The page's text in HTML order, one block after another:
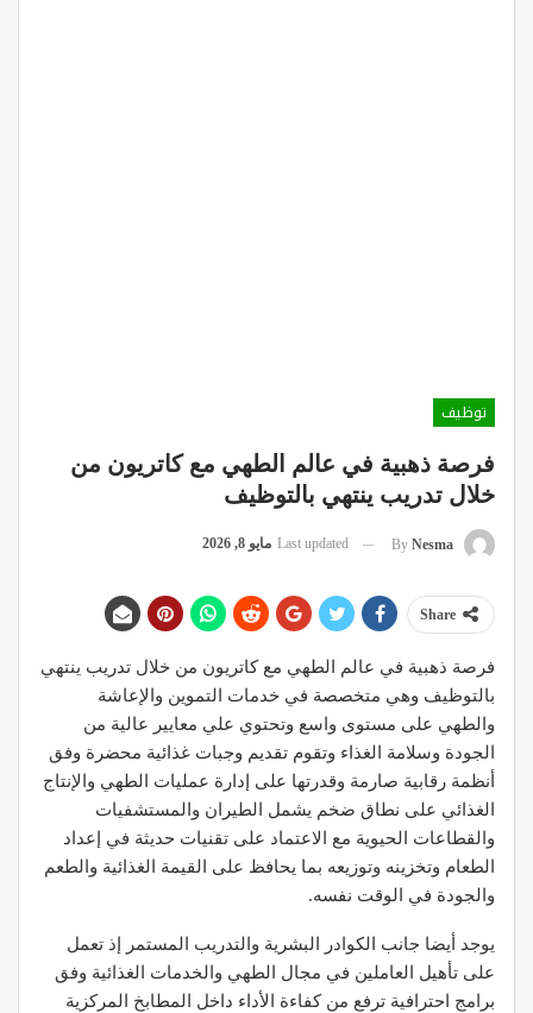
توظيف
فرصة ذهبية في عالم الطهي مع كاتريون من
خلال تدريب ينتهي بالتوظيف
By Nesma
Last updated مايو 8, 2026
Share
فرصة ذهبية في عالم الطهي مع كاتريون من خلال تدريب ينتهي
بالتوظيف وهي متخصصة في خدمات التموين والإعاشة
والطهي على مستوى واسع وتحتوي علي معايير عالية من
الجودة وسلامة الغذاء وتقوم تقديم وجبات غذائية محضرة وفق
أنظمة رقابية صارمة وقدرتها على إدارة عمليات الطهي والإنتاج
الغذائي على نطاق ضخم يشمل الطيران والمستشفيات
والقطاعات الحيوية مع الاعتماد على تقنيات حديثة في إعداد
الطعام وتخزينه وتوزيعه بما يحافظ على القيمة الغذائية والطعم
والجودة في الوقت نفسه.
يوجد أيضا جانب الكوادر البشرية والتدريب المستمر إذ تعمل
على تأهيل العاملين في مجال الطهي والخدمات الغذائية وفق
برامج احترافية ترفع من كفاءة الأداء داخل المطابخ المركزية